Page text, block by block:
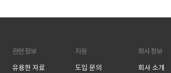
관련 정보
유용한 자료
지원
도입 문의
회사 정보
회사 소개